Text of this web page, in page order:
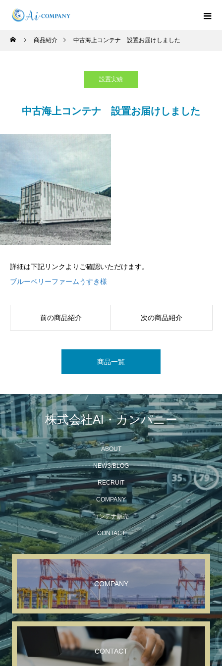
商品紹介 中古海上コンテナ 設置お届けしました
設置実績
中古海上コンテナ 設置お届けしました
詳細は下記リンクよりご確認いただけます。
ブルーベリーファームうすき様
前の商品紹介 次の商品紹介
商品一覧
株式会社AI・カンパニー
ABOUT
NEWS/BLOG
RECRUIT
COMPANY
コンテナ販売
CONTACT
COMPANY
CONTACT